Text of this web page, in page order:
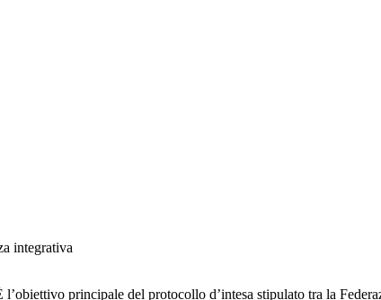
integrativa
principale del protocollo d’intesa stipulato tra la